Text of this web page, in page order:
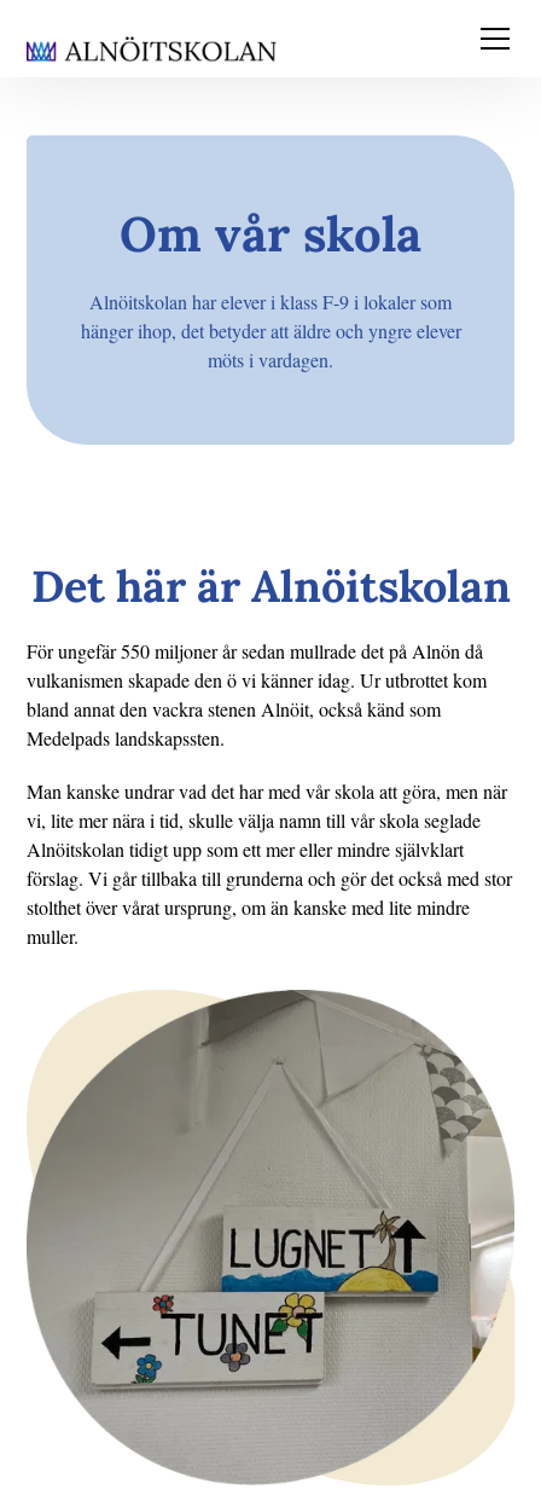
Om vår skola
Alnöitskolan har elever i klass F-9 i lokaler som
hänger ihop, det betyder att äldre och yngre elever
möts i vardagen.
Det här är Alnöitskolan
För ungefär 550 miljoner år sedan mullrade det på Alnön då
vulkanismen skapade den ö vi känner idag. Ur utbrottet kom
bland annat den vackra stenen Alnöit, också känd som
Medelpads landskapssten.
Man kanske undrar vad det har med vår skola att göra, men när
vi, lite mer nära i tid, skulle välja namn till vår skola seglade
Alnöitskolan tidigt upp som ett mer eller mindre självklart
förslag. Vi går tillbaka till grunderna och gör det också med stor
stolthet över vårat ursprung, om än kanske med lite mindre
muller.